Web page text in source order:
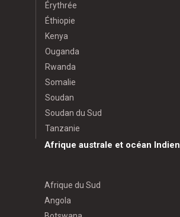
Érythrée
Éthiopie
Kenya
Ouganda
Rwanda
Somalie
Soudan
Soudan du Sud
Tanzanie
Afrique australe et océan Indien
Afrique du Sud
Angola